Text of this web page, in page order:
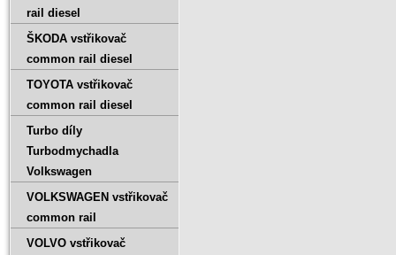
rail diesel
ŠKODA vstřikovač
common rail diesel
TOYOTA vstřikovač
common rail diesel
Turbo díly
Turbodmychadla
Volkswagen
VOLKSWAGEN vstřikovač
common rail
VOLVO vstřikovač